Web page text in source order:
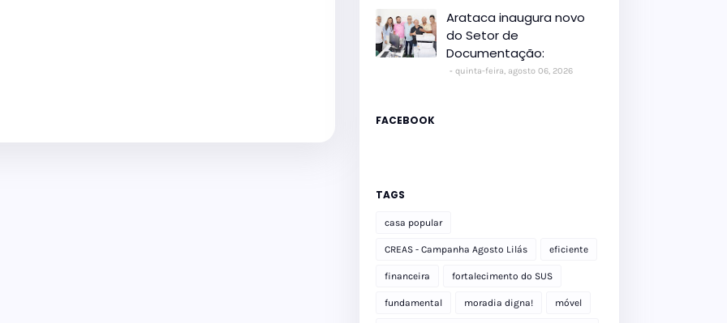
Arataca inaugura novo
do Setor de
Documentação:
quinta-feira, agosto 06, 2026
FACEBOOK
TAGS
casa popular
CREAS - Campanha Agosto Lilás eficiente
financeira fortalecimento do SUS
fundamental moradia digna! móvel